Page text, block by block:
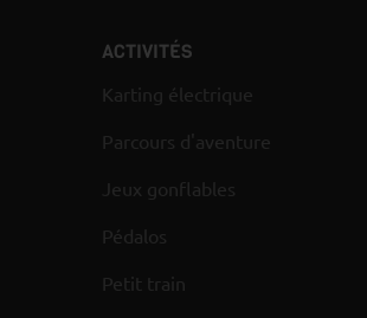
ACTIVITÉS
Karting électrique
Parcours d'aventure
Jeux gonflables
Pédalos
Petit train